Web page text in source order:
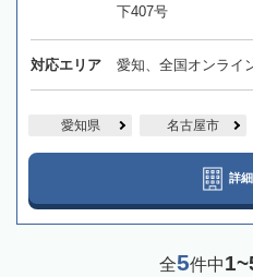
下407号
対応エリア 愛知、全国オンライ
愛知県 名古屋市
詳
全5件中